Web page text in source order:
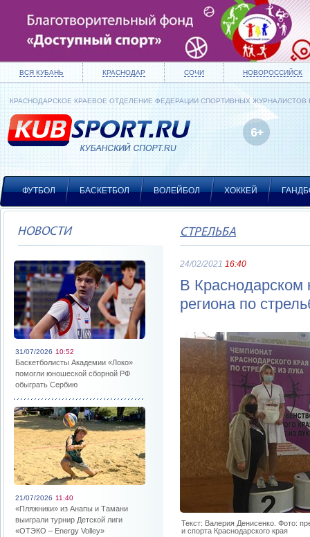
ВСЯ КУБАНЬ КРАСНОДАР СОЧИ НОВОРОССИЙСК
КРАСНОДАРСКОЕ КРАЕВОЕ ОТДЕЛЕНИЕ ФЕДЕРАЦИИ СПОРТИВНЫХ ЖУРНАЛИСТОВ
ФУТБОЛ БАСКЕТБОЛ ВОЛЕЙБОЛ ХОККЕЙ
НОВОСТИ
31/07/2026 10:52
Баскетболисты Академии «Локо»
помогли юношеской сборной РФ
обыграть Сербию
21/07/2026 11:40
«Пляжники» из Анапы и Тамани
выиграли турнир Детской лиги
«ОТЭКО – Energy Volley»
СТРЕЛЬБА
24/02/2021 16:40
В Краснодарском
региона по
Текст: Валерия Денисенко. Фото:
и спорта Краснодарского края